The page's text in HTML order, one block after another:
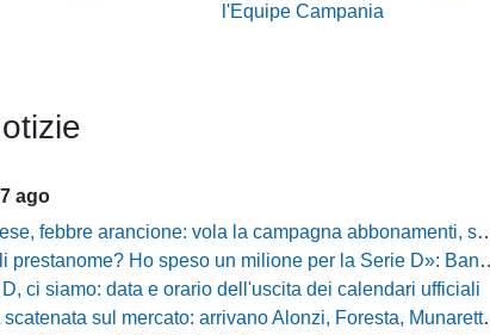
l'Equipe Campania
ago
febbre arancione: vola la campagna abbonamenti, superata quota 750 tessere
Ho speso un milione per la Serie D»: Bandecchi rompe il silenzio sul futuro della Ternana
ci siamo: data e orario dell'uscita dei calendari ufficiali
sul mercato: arrivano Alonzi, Foresta, Munaretto e Tobia